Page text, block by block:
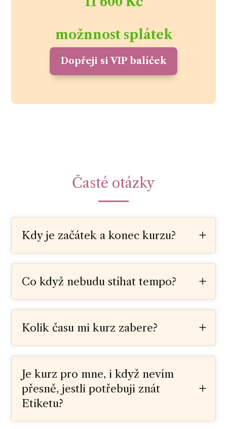
možnnost splátek
Dopřeji si VIP balíček
Časté otázky
Kdy je začátek a konec kurzu?
Co když nebudu stíhat tempo?
Kolik času mi kurz zabere?
Je kurz pro mne, i když nevím
přesně, jestli potřebuji znát
Etiketu?